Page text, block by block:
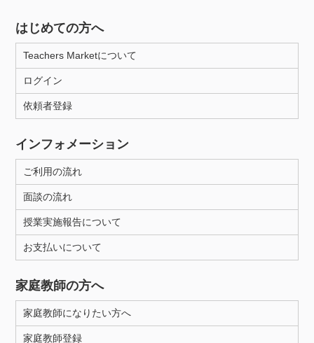
はじめての方へ
Teachers Marketについて
ログイン
依頼者登録
インフォメーション
ご利用の流れ
面談の流れ
授業実施報告について
お支払いについて
家庭教師の方へ
家庭教師になりたい方へ
家庭教師登録